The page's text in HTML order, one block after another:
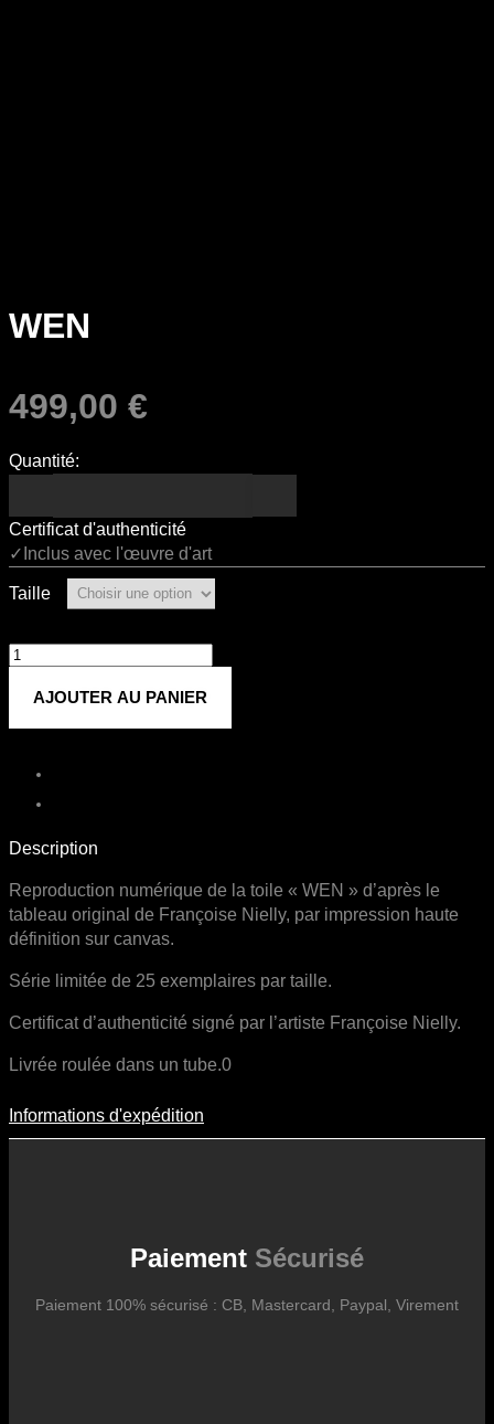
WEN
499,00 €
Quantité:
Certificat d'authenticité
✓Inclus avec l'œuvre d'art
Taille
quantité
WENAJOUTER AU PANIER
Description
Reproduction numérique de la toile « WEN » d’après le
tableau original de Françoise Nielly, par impression haute
définition sur canvas.
Série limitée de 25 exemplaires par taille.
Certificat d’authenticité signé par l’artiste Françoise Nielly.
Livrée roulée dans un tube.0
Informations D'expédition
des fluctuations tarifaires des transporteurs internationaux.
Informations d'expédition
Paiement Sécurisé
Paiement 100% sécurisé : CB, Mastercard, Paypal, Virement